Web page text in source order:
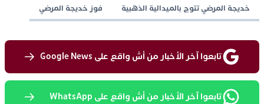
خديجة المرضي تتوج بالميدالية الذهبية فوز خديجة المرضي
تابعوا آخر الأخبار من أش واقع على Google News
تابعوا آخر الأخبار من أش واقع على WhatsApp